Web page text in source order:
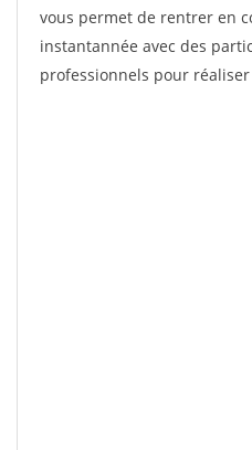
vous permet de rentrer en
instantannée avec des
professionnels pour